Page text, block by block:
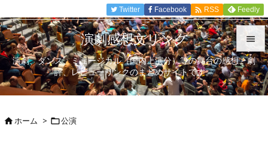


メニュ

Twitter Facebook  RSS Feedly
演劇感想文リンク
演劇、ダンス、ミュージカル（国内上演分）等の舞台の感想、劇
評、レビューリンクのまとめサイトです。
ホーム > 公演